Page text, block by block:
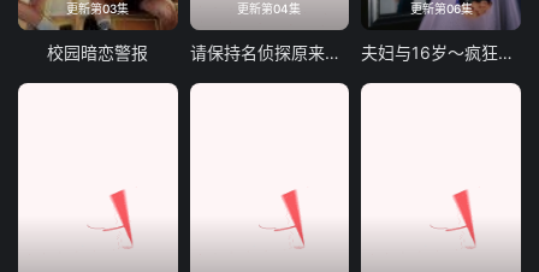
更新第03集
校园暗恋警报
更新第04集
请保持名侦探原来的样子
更新第06集
夫妇与16岁～疯狂的邻居～